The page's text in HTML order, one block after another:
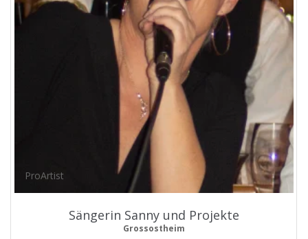
ProArtist
Sängerin Sanny und Projekte
Grossostheim